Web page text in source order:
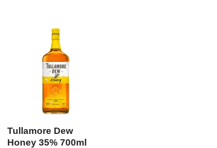
Tullamore Dew
Honey 35% 700ml